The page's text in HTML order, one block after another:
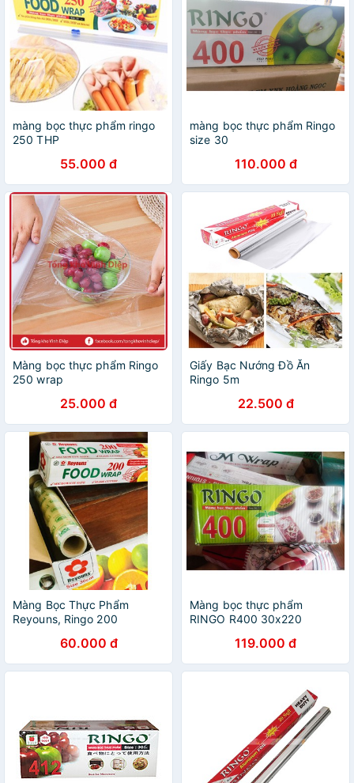
màng bọc thực phẩm ringo
250 THP
55.000 đ
màng bọc thực phẩm Ringo
size 30
110.000 đ
Màng bọc thực phẩm Ringo
250 wrap
25.000 đ
Giấy Bạc Nướng Đồ Ăn
Ringo 5m
22.500 đ
Màng Bọc Thực Phẩm
Reyouns, Ringo 200
60.000 đ
Màng bọc thực phẩm
RINGO R400 30x220
119.000 đ